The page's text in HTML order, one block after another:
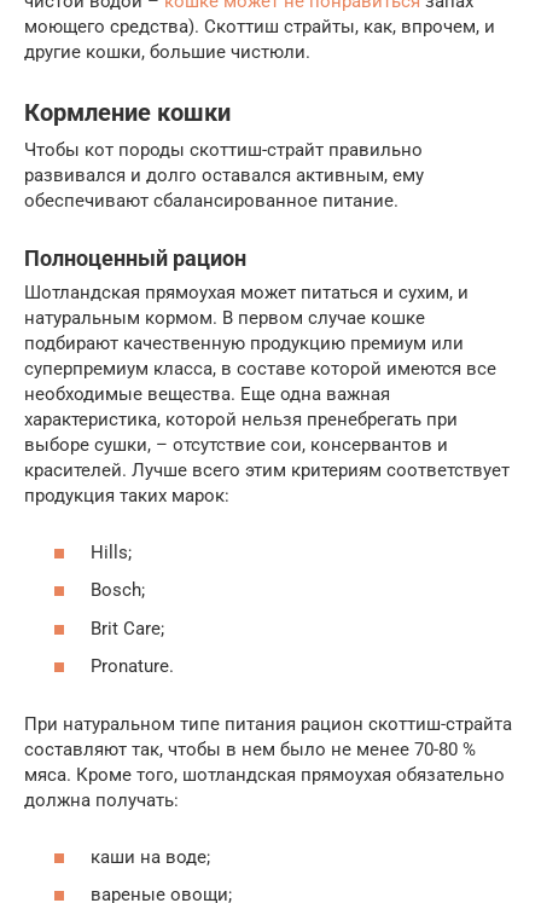
моющего средства). Скоттиш страйты, как, впрочем, и
другие кошки, большие чистюли.
Кормление кошки
Чтобы кот породы скоттиш-страйт правильно
развивался и долго оставался активным, ему
обеспечивают сбалансированное питание.
Полноценный рацион
Шотландская прямоухая может питаться и сухим, и
натуральным кормом. В первом случае кошке
подбирают качественную продукцию премиум или
суперпремиум класса, в составе которой имеются все
необходимые вещества. Еще одна важная
характеристика, которой нельзя пренебрегать при
выборе сушки, – отсутствие сои, консервантов и
красителей. Лучше всего этим критериям соответствует
продукция таких марок:
Hills;
Bosch;
Brit Care;
Pronature.
При натуральном типе питания рацион скоттиш-страйта
составляют так, чтобы в нем было не менее 70-80 %
мяса. Кроме того, шотландская прямоухая обязательно
должна получать:
каши на воде;
вареные овощи;